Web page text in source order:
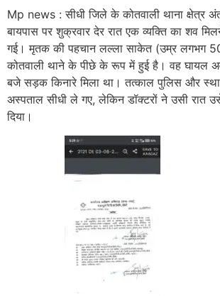
Mp news : सीधी जिले के कोतवाली थाना क्षेत्र
बायपास पर शुक्रवार देर रात एक व्यक्ति का शव
गई। मृतक की पहचान लल्ला साकेत (उम्र लगभग 50
कोतवाली थाने के पीछे के रूप में हुई है। वह घायल
बजे सड़क किनारे मिला था। तत्काल पुलिस और
अस्पताल सीधी ले गए, लेकिन डॉक्टरों ने उसी रात
दिया।